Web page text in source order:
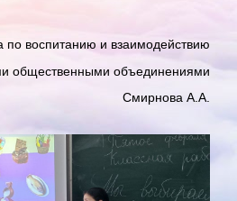
по воспитанию и взаимодействию
общественными объединениями
Смирнова А.А.